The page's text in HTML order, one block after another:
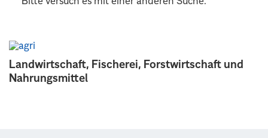
Landwirtschaft, Fischerei, Forstwirtschaft und
Nahrungsmittel